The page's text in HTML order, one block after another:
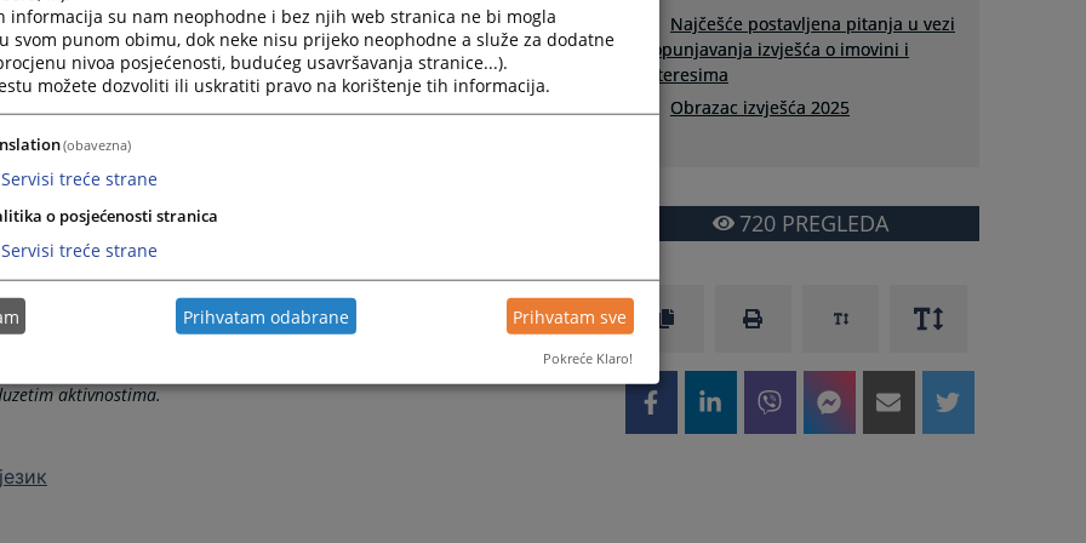
za suce, tužitelje i članove Vijeća
izvješća o imovini i interesima
u Excel formatu
svojim nadležnostima, uspostavio je mehanizam putem kojeg se
u vezi s netočnošću navoda u izvješću o imovini i interesima
prijava.nepravilnosti@pravosudje.ba
u izvješću u smislu odredbe članka 86c. stavka (2) Zakona o
pregled Izvješća. U roku od 60 dana od dana podnošenja,
aktivnostima.
Najčešće postavljena pitanja u vezi
popunjavanja izvješća o imovini i
interesima
Obrazac izvješća 2025
720PREGLEDA
informacija su nam neophodne i bez njih web stranica ne bi mogla
svom punom obimu, dok neke nisu prijeko neophodne a služe za dodatne
nivoa posjećenosti, budućeg usavršavanja stranice...).
možete dozvoliti ili uskratiti pravo na korištenje tih informacija.
(obavezna)
Servisi treće strane
o posjećenosti stranica
Servisi treće strane
Prihvatam odabrane Prihvatam sve
Pokreće Klaro!